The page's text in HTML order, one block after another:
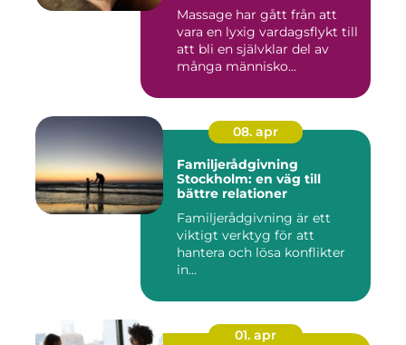
Massage har gått från att
vara en lyxig vardagsflykt till
att bli en självklar del av
många människo...
08. apr
Familjerådgivning
Stockholm: en väg till
bättre relationer
Familjerådgivning är ett
viktigt verktyg för att
hantera och lösa konflikter
in...
01. apr